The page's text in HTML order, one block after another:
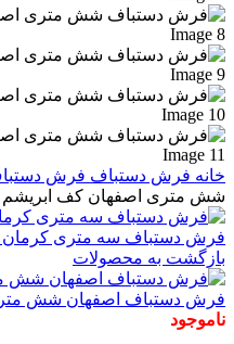
خانه فرش دستباف فرش
شش متری اصفهان کف ابریشم کد
فرش دستباف سه متری کرمان کد
بازگشت به محصولات
فرش دستباف اصفهان شش متری دو
ناموجود